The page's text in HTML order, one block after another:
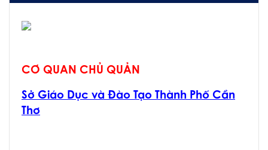
CƠ QUAN CHỦ QUẢN
Sở Giáo Dục và Đào Tạo Thành Phố Cần
Thơ